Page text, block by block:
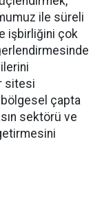
ile süreli
işbirliğini çok
sitesi
çapta
sektörü ve